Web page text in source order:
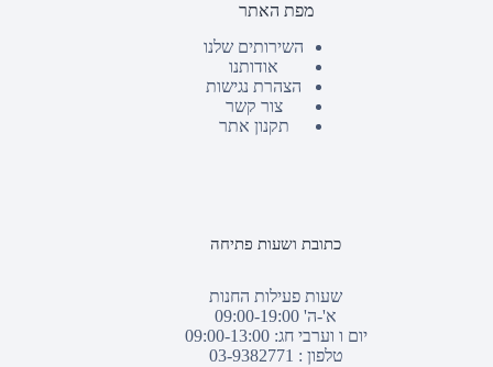
מפת האתר
השירותים שלנו
אודותנו
הצהרת נגישות
צור קשר
תקנון אתר
כתובת ושעות פתיחה
שעות פעילות החנות
א'-ה' 09:00-19:00
יום ו וערבי חג: 09:00-13:00
טלפון : 03-9382771